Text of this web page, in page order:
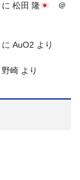
に 松田 隆
＠
に AuO2 より
野崎 より